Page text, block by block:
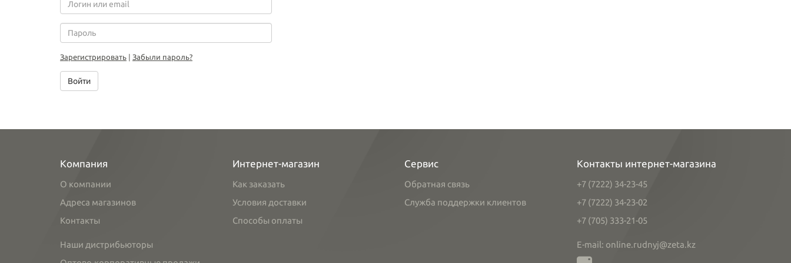
Зарегистрировать Забыли пароль?
Войти
Компания
О компании
Адреса магазинов
Контакты
Наши дистрибьюторы
Интернет-магазин
Как заказать
Условия доставки
Способы оплаты
Сервис
Обратная связь
Служба поддержки клиентов
Контакты интернет-магазина
+7 (7222) 34-23-45
+7 (7222) 34-23-02
+7 (705) 333-21-05
E-mail: online.rudnyj@zeta.kz